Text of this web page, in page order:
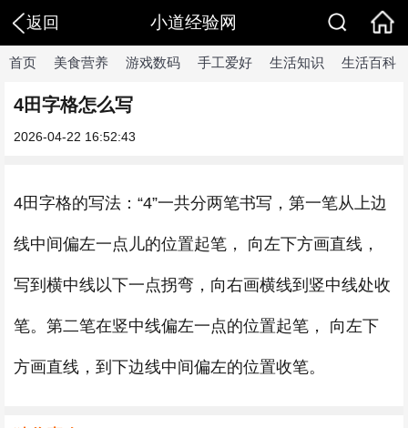
返回 小道经验网
首页 美食营养 游戏数码 手工爱好 生活知识 生活百科
4田字格怎么写
2026-04-22 16:52:43
4田字格的写法：“4”一共分两笔书写，第一笔从上边
线中间偏左一点儿的位置起笔， 向左下方画直线，
写到横中线以下一点拐弯，向右画横线到竖中线处收
笔。第二笔在竖中线偏左一点的位置起笔， 向左下
方画直线，到下边线中间偏左的位置收笔。